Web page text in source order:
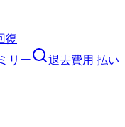
復
リー
退去費用 払い